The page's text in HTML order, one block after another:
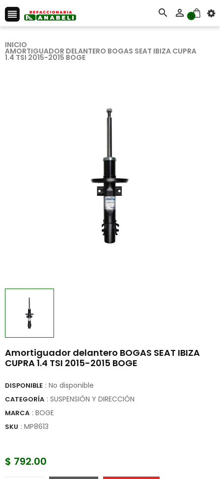
   0
INICIO
AMORTIGUADOR DELANTERO BOGAS SEAT IBIZA CUPRA
1.4 TSI 2015-2015 BOGE
Amortiguador delantero BOGAS SEAT IBIZA
CUPRA 1.4 TSI 2015-2015 BOGE
DISPONIBLE : No disponible
CATEGORÍA : SUSPENSIÓN Y DIRECCIÓN
MARCA : BOGE
SKU : MP8613
$ 792.00